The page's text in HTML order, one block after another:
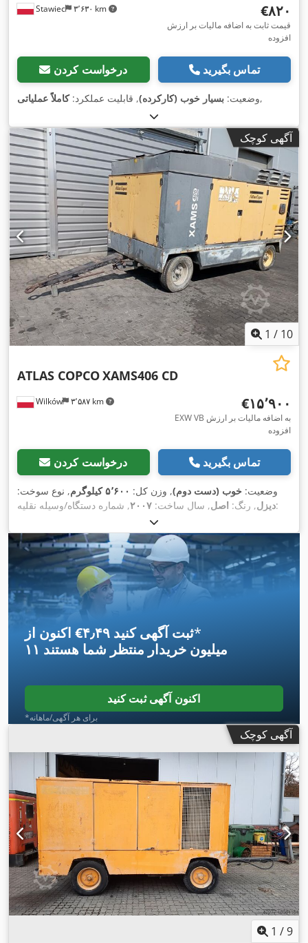
Stawiec ۳٬۶۳۰ km ‎€۸۲۰
قیمت ثابت به اضافه مالیات بر ارزش
افزوده
درخواست کردن تماس بگیرید
وضعیت: بسیار خوب (کارکرده), قابلیت عملکرد:کاملاً عملیاتی ,
آگهی کوچک
1 / 10
Wilków ۳٬۵۸۷ km
ATLAS COPCOXAMS406 CD
‎€۱۵٬۹۰۰
EXW VB به اضافه مالیات بر ارزش
افزوده
درخواست کردن تماس بگیرید
وضعیت: خوب (دست دوم), وزن کل: ۵٬۶۰۰ کیلوگرم
, نوع سوخت:
دیزل, رنگ: اصل, سال ساخت: ۲۰۰۷
, شماره دستگاه/وسیله نقلیه:
اکنون از ‎€۴٫۴۹ ثبت آگهی کنید*
۱۱ میلیون خریدار منتظر شما هستند
اکنون آگهی ثبت کنید
*برای هر آگهی/ماهانه
آگهی کوچک
1 /9